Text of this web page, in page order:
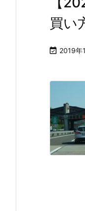
買い
 2019年